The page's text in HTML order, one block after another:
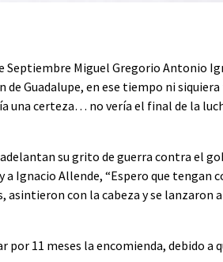
Septiembre Miguel Gregorio Antonio
Guadalupe, en ese tiempo ni siquiera
una certeza… no vería el final de la
su grito de guerra contra el
a Ignacio Allende, “Espero que tengan
con la cabeza y se lanzaron
11 meses la encomienda, debido a